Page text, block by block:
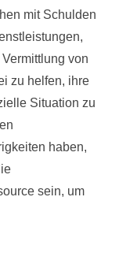
mit Schulden
von
zu helfen, ihre
Situation zu
haben,
sein, um